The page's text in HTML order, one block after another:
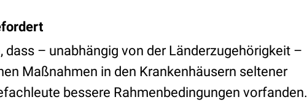
dass – unabhängig von der Länderzugehörigkeit –
Maßnahmen in den Krankenhäusern seltener
bessere Rahmenbedingungen vorfanden.